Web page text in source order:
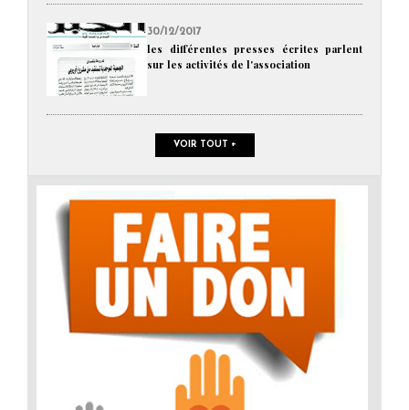
30/12/2017
les différentes presses écrites parlent
sur les activités de l'association
VOIR TOUT +